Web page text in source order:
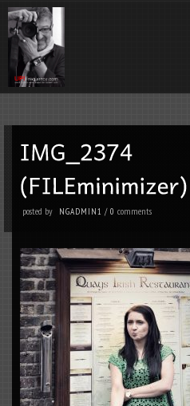
posted by NGADMIN1 /0comments